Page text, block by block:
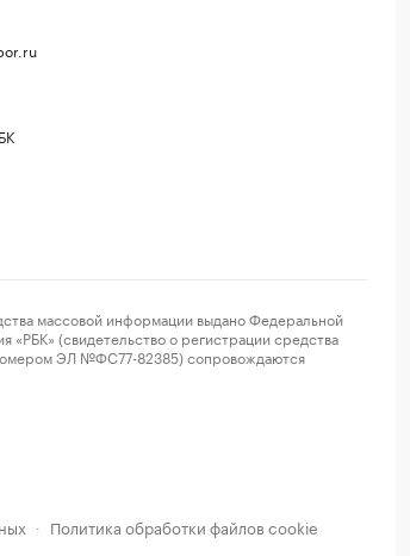
массовой информации выдано Федеральной
(свидетельство о регистрации средства
ЭЛ №ФС77-82385) сопровождаются
· Политика обработки файлов cookie